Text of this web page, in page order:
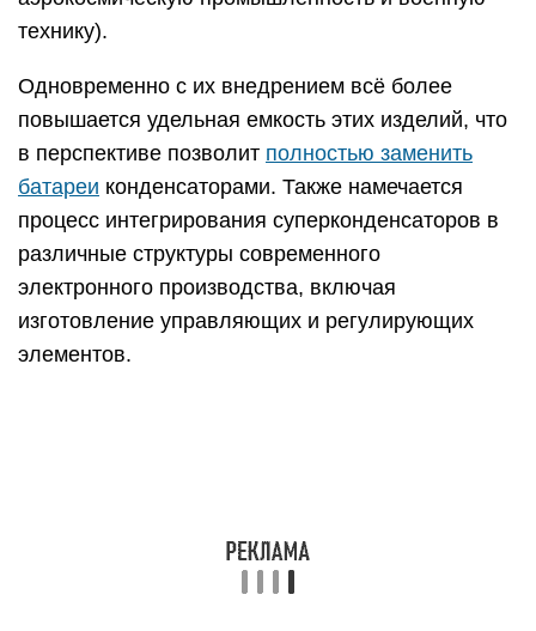
известные до сих пор. В ближайшее время
предполагается дальнейшее расширение сфер